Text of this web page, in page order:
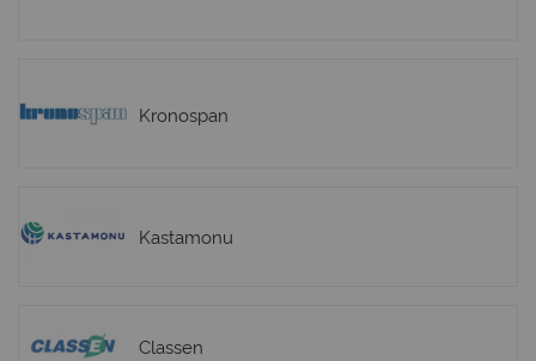
Kronospan
Kastamonu
Classen